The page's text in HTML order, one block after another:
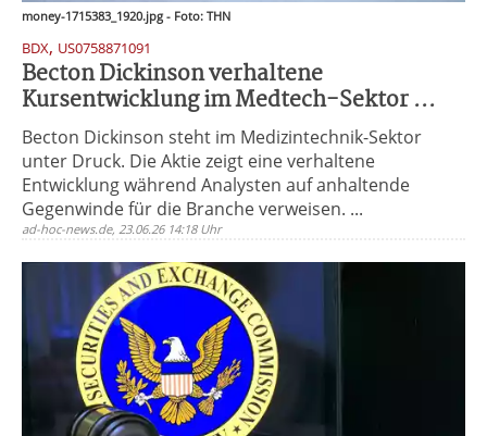
money-1715383_1920.jpg - Foto: THN
BDX, US0758871091
Becton Dickinson verhaltene
Kursentwicklung im Medtech-Sektor ...
Becton Dickinson steht im Medizintechnik-Sektor
unter Druck. Die Aktie zeigt eine verhaltene
Entwicklung während Analysten auf anhaltende
Gegenwinde für die Branche verweisen. ...
ad-hoc-news.de, 23.06.26 14:18 Uhr